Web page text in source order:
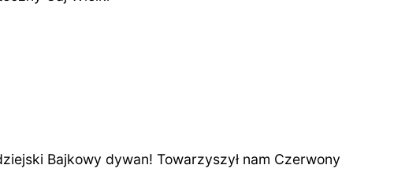
Bajkowy dywan! Towarzyszył nam Czerwony